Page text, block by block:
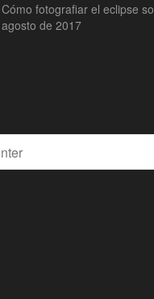
Cómo fotografiar el eclipse
agosto de 2017